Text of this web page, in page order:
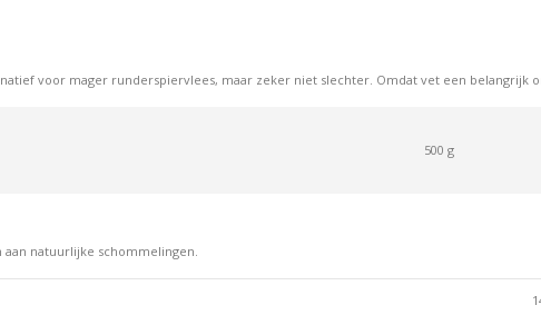
voor mager runderspiervlees, maar zeker niet slechter. Omdat vet een belangrijk
500 g
natuurlijke schommelingen.